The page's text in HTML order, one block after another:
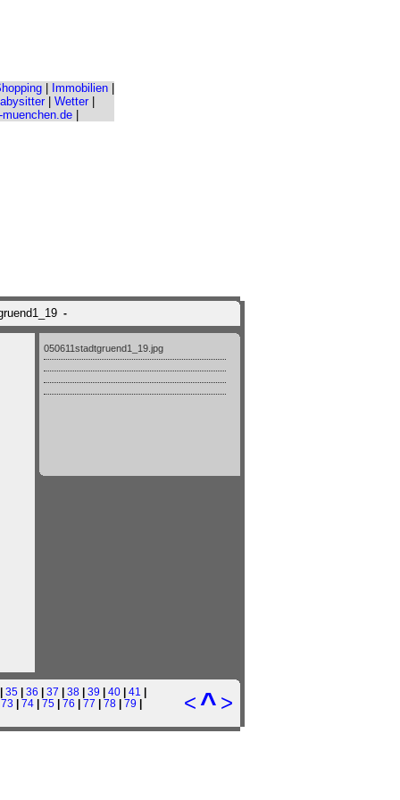
Immobilien|
Wetter
-
050611stadtgruend1_19.jpg
| 35 | 36 | 37 | 38 | 39 | 40 | 41 |
73 | 74 | 75 | 76 | 77 | 78 | 79 |
<^ >